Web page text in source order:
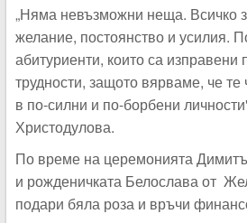
„Няма невъзможни неща. Всичко
желание, постоянство и усилия.
абитуриенти, които са изправени
трудности, защото вярваме, че
в по-силни и по-борбени
Христодулова.
По време на церемонията
и рожденичката Белослава от
подари бяла роза и връчи